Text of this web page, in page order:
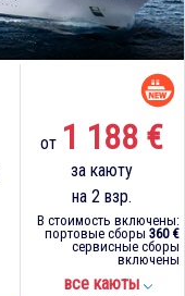
от 1 188 €
за каюту
на 2 взр.
В стоимость включены:
портовые сборы 360 €
сервисные сборы
включены
все каюты